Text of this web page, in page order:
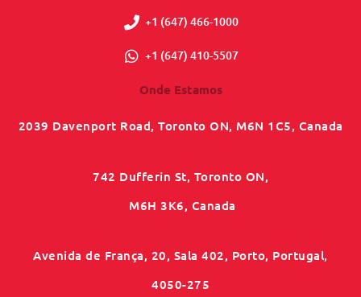
+1 (647) 466-1000
+1 (647) 410-5507
Onde Estamos
2039 Davenport Road, Toronto ON, M6N 1C5, Canada
742 Dufferin St, Toronto ON,
M6H 3K6, Canada
Avenida de França, 20, Sala 402, Porto, Portugal,
4050-275